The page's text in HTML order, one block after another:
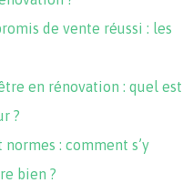
de vente réussi : les
en rénovation : quel est
?
: comment s’y
bien ?